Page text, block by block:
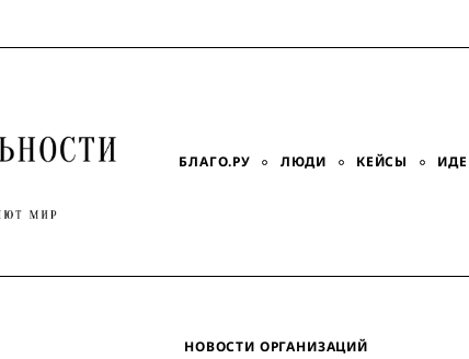
БЛАГО.РУ ЛЮДИ КЕЙСЫ
НОВОСТИ ОРГАНИЗАЦИЙ